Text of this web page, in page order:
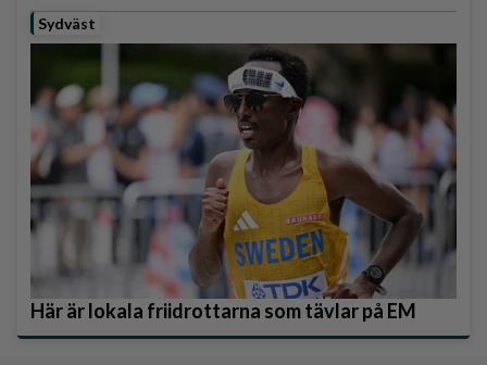
Sydväst
Här är lokala friidrottarna som tävlar på EM